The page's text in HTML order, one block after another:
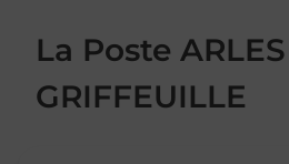
La Poste ARLES
GRIFFEUILLE